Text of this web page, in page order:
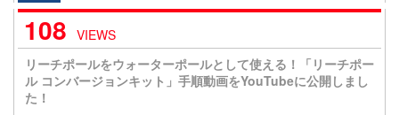
108 VIEWS
リーチポールをウォーターポールとして使える！「リーチポー
ル コンバージョンキット」手順動画をYouTubeに公開しまし
た！